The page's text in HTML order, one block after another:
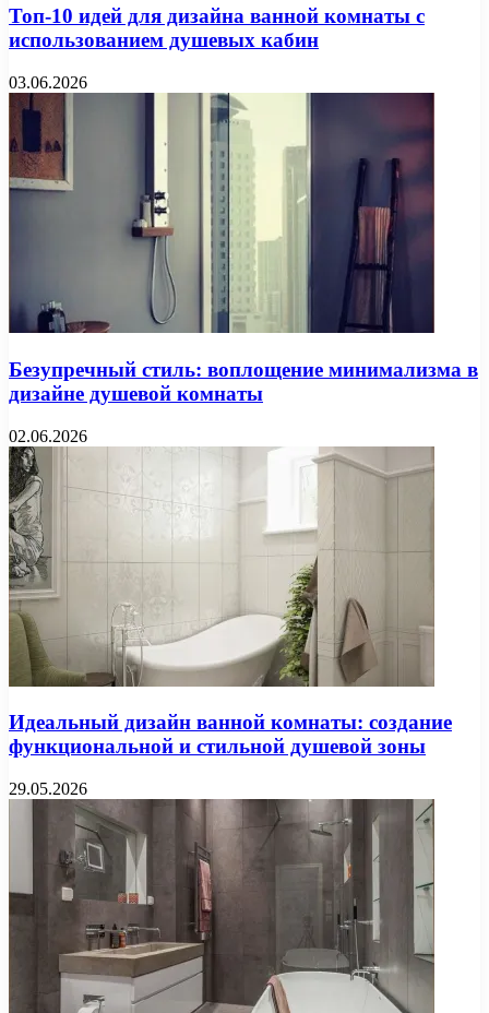
Топ-10 идей для дизайна ванной комнаты с
использованием душевых кабин
03.06.2026
Безупречный стиль: воплощение минимализма в
дизайне душевой комнаты
02.06.2026
Идеальный дизайн ванной комнаты: создание
функциональной и стильной душевой зоны
29.05.2026